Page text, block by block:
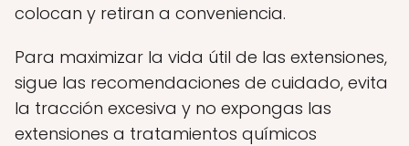
colocan y retiran a conveniencia.
Para maximizar la vida útil de las extensiones,
sigue las recomendaciones de cuidado, evita
la tracción excesiva y no expongas las
extensiones a tratamientos químicos